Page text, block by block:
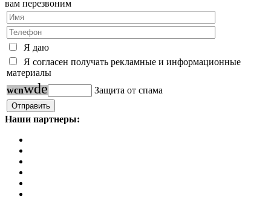
вам перезвоним
Я даю
Я согласен получать рекламные и информационные
материалы
wcnwde Защита от спама
Наши партнеры: